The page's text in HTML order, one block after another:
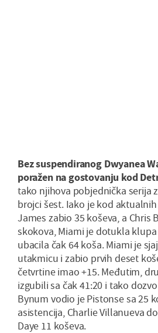
Bez suspendiranog Dwyanea
poražen na gostovanju kod
tako njihova pobjednička serija
brojci šest. Iako je kod
James zabio 35 koševa, a Chris
skokova, Miami je dotukla
ubacila čak 64 koša. Miami je
utakmicu i zabio prvih deset
četvrtine imao +15. Međutim,
izgubili sa čak 41:20 i tako
Bynum vodio je Pistonse sa 25
asistencija, Charlie Villanueva
Daye 11 koševa.